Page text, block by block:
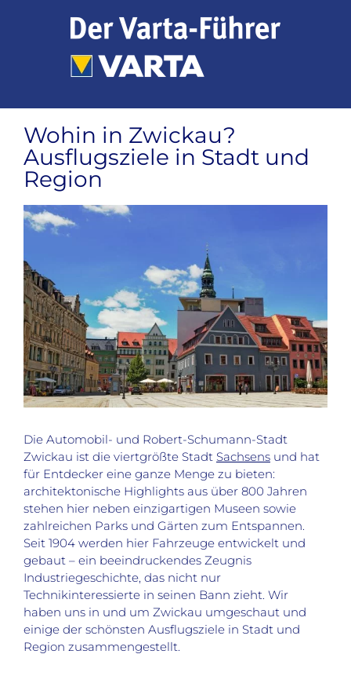
Wohin in Zwickau?
Ausflugsziele in Stadt und
Region
Zeige
grösseres
Die Automobil- und Robert-Schumann-Stadt
Zwickau ist die viertgrößte Stadt Sachsensund hat
für Entdecker eine ganze Menge zu bieten:
architektonische Highlights aus über 800 Jahren
stehen hier neben einzigartigen Museen sowie
zahlreichen Parks und Gärten zum Entspannen.
Seit 1904 werden hier Fahrzeuge entwickelt und
gebaut – ein beeindruckendes Zeugnis
Industriegeschichte, das nicht nur
Technikinteressierte in seinen Bann zieht. Wir
haben uns in und um Zwickau umgeschaut und
einige der schönsten Ausflugsziele in Stadt und
Region zusammengestellt.